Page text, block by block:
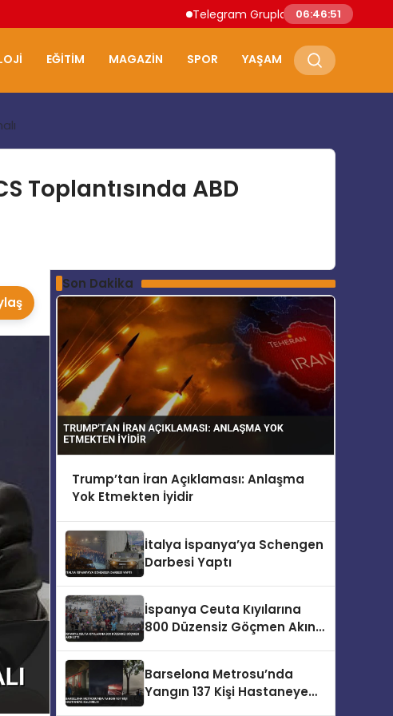
Telegram Grupları ile Doğru Topluluğa
06:46:52
EĞITIM MAGAZIN SPOR YAŞAM
Toplantısında ABD
Son Dakika
Trump’tan İran Açıklaması: Anlaşma
Yok Etmekten İyidir
İtalya İspanya’ya Schengen
Darbesi Yaptı
İspanya Ceuta Kıyılarına
800 Düzensiz Göçmen Akın
Barselona Metrosu’nda
Yangın 137 Kişi Hastaneye